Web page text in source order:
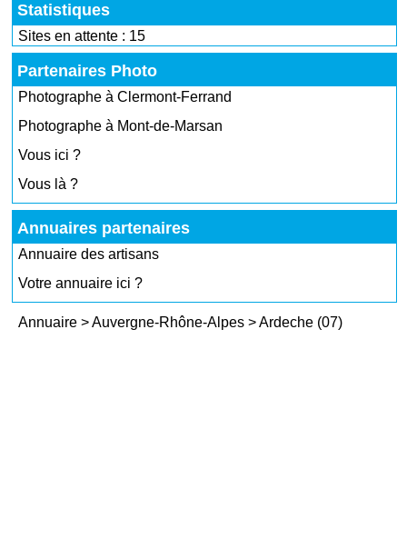
Statistiques
Sites en attente : 15
Partenaires Photo
Photographe à Clermont-Ferrand
Photographe à Mont-de-Marsan
Vous ici ?
Vous là ?
Annuaires partenaires
Annuaire des artisans
Votre annuaire ici ?
Annuaire >Auvergne-Rhône-Alpes>Ardeche (07)